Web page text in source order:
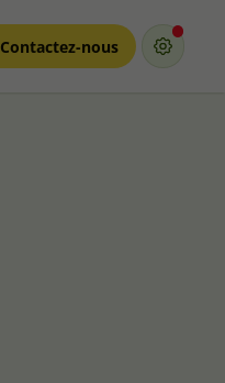
Contactez-nous